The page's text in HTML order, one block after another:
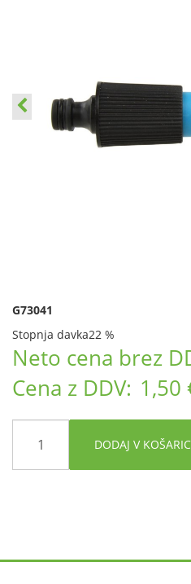
G73041
Stopnja davka22 %
Neto cena brez
Cena z DDV: 1,50
DODAJ V